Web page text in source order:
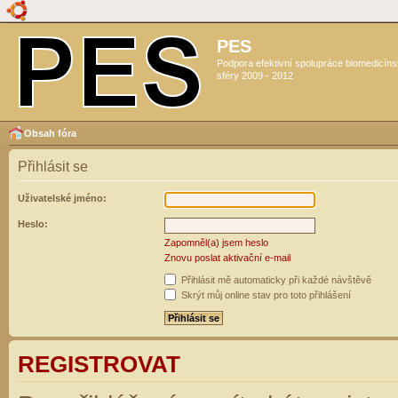
PES
Podpora efektivní spolupráce
sféry 2009 - 2012
Obsah fóra
Přihlásit se
Uživatelské jméno:
Heslo:
Zapomněl(a) jsem heslo
Znovu poslat aktivační e-mail
Přihlásit mě automaticky při každé návštěvě
Skrýt můj online stav pro toto přihlášení
REGISTROVAT